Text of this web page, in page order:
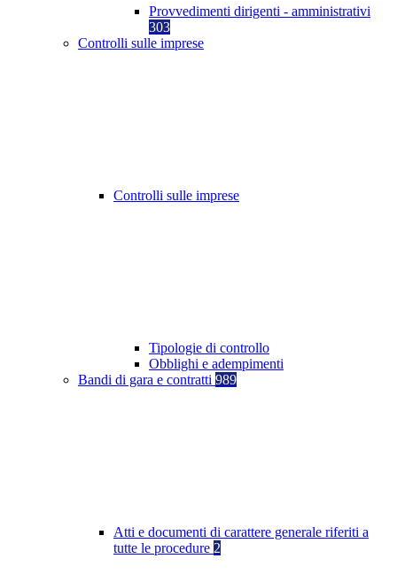
Provvedimenti dirigenti - amministrativi
303
Controlli sulle imprese
Controlli sulle imprese
Tipologie di controllo
Obblighi e adempimenti
Bandi di gara e contratti 989
Atti e documenti di carattere generale riferiti a
tutte le procedure 2